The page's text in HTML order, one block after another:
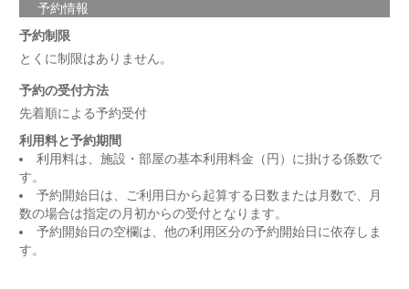
予約情報
予約制限
とくに制限はありません。
予約の受付方法
先着順による予約受付
利用料と予約期間
利用料は、施設・部屋の基本利用料金（円）に掛ける係数で
す。
予約開始日は、ご利用日から起算する日数または月数で、月
数の場合は指定の月初からの受付となります。
予約開始日の空欄は、他の利用区分の予約開始日に依存しま
す。